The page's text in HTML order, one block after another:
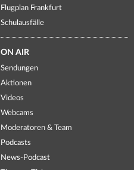
Flugplan Frankfurt
Schulausfälle
ON AIR
Sendungen
Aktionen
Videos
Webcams
Moderatoren & Team
Podcasts
News-Podcast